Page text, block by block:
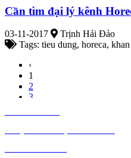
Cần tìm đại lý kênh
03-11-2017
Trịnh Hải Đảo
Tags: tieu dung, horeca,
‹
1
2
3